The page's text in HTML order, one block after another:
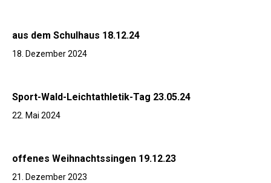
aus dem Schulhaus 18.12.24
18. Dezember 2024
Sport-Wald-Leichtathletik-Tag 23.05.24
22. Mai 2024
offenes Weihnachtssingen 19.12.23
21. Dezember 2023